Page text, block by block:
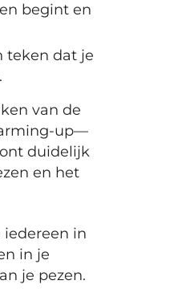
begint en
teken dat je
van de
up—
duidelijk
en het
iedereen in
in je
je pezen.